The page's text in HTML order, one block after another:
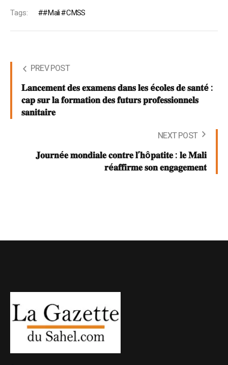
Tags: #Mali #CMSS
PREV POST
𝐋𝐚𝐧𝐜𝐞𝐦𝐞𝐧𝐭 𝐝𝐞𝐬 𝐞𝐱𝐚𝐦𝐞𝐧𝐬 𝐝𝐚𝐧𝐬 𝐥𝐞𝐬 é𝐜𝐨𝐥𝐞𝐬 𝐝𝐞 𝐬𝐚𝐧𝐭é :
𝐜𝐚𝐩 𝐬𝐮𝐫 𝐥𝐚 𝐟𝐨𝐫𝐦𝐚𝐭𝐢𝐨𝐧 𝐝𝐞𝐬 𝐟𝐮𝐭𝐮𝐫𝐬 𝐩𝐫𝐨𝐟𝐞𝐬𝐬𝐢𝐨𝐧𝐧𝐞𝐥𝐬
𝐬𝐚𝐧𝐢𝐭𝐚𝐢𝐫𝐞
NEXT POST
𝐉𝐨𝐮𝐫𝐧é𝐞 𝐦𝐨𝐧𝐝𝐢𝐚𝐥𝐞 𝐜𝐨𝐧𝐭𝐫𝐞 𝐥’𝐡ô𝐩𝐚𝐭𝐢𝐭𝐞 : 𝐥𝐞 𝐌𝐚𝐥𝐢
𝐫é𝐚𝐟𝐟𝐢𝐫𝐦𝐞 𝐬𝐨𝐧 𝐞𝐧𝐠𝐚𝐠𝐞𝐦𝐞𝐧𝐭